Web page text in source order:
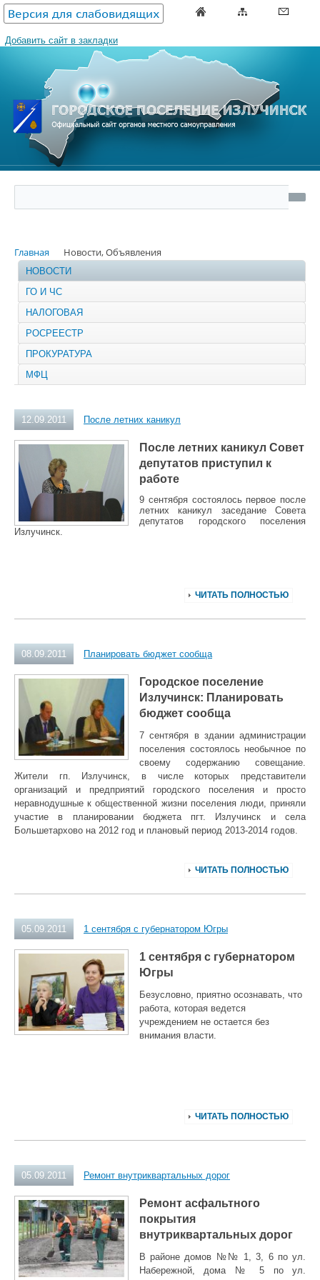
Версия для слабовидящих
Добавить сайт в закладки
Главная Новости, Объявления
НОВОСТИ
ГО И ЧС
НАЛОГОВАЯ
РОСРЕЕСТР
ПРОКУРАТУРА
МФЦ
12.09.2011 После летних каникул
После летних каникул Совет
депутатов приступил к
работе
9 сентября состоялось первое после
летних каникул заседание Совета
депутатов городского поселения
Излучинск.
ЧИТАТЬ ПОЛНОСТЬЮ
08.09.2011 Планировать бюджет сообща
Городское поселение
Излучинск: Планировать
бюджет сообща
7 сентября в здании администрации
поселения состоялось необычное по
своему содержанию совещание.
Жители гп. Излучинск, в числе которых представители
организаций и предприятий городского поселения и просто
неравнодушные к общественной жизни поселения люди, приняли
участие в планировании бюджета пгт. Излучинск и села
Большетархово на 2012 год и плановый период 2013-2014 годов.
ЧИТАТЬ ПОЛНОСТЬЮ
05.09.2011 1 сентября с губернатором Югры
1 сентября с губернатором
Югры
Безусловно, приятно осознавать, что
работа, которая ведется
учреждением не остается без
внимания власти.
ЧИТАТЬ ПОЛНОСТЬЮ
05.09.2011 Ремонт внутриквартальных дорог
Ремонт асфальтного
покрытия
внутриквартальных дорог
В районе домов №№ 1, 3, 6 по ул.
Набережной, дома № 5 по ул.